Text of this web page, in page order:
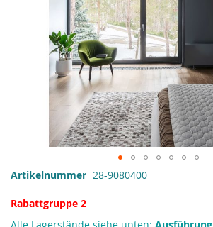
Zum
der
Artikelnummer 28-9080400
Rabattgruppe 2